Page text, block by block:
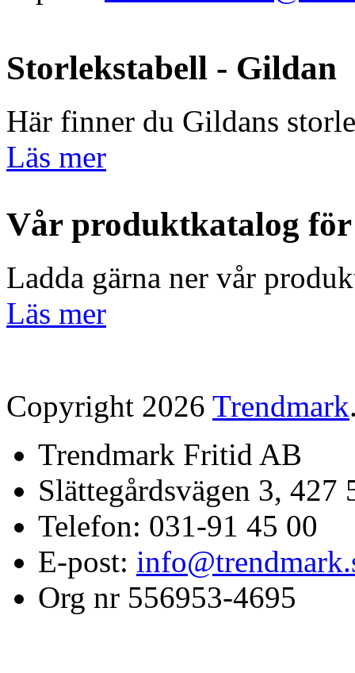
Storlekstabell - Gildan
Här finner du Gildans
Läs mer
Vår produktkatalog
Ladda gärna ner vår
Läs mer
Copyright 2026 Trendmark
Trendmark Fritid AB
Slättegårdsvägen 3,
Telefon: 031-91 45 00
E-post:
Org nr 556953-4695